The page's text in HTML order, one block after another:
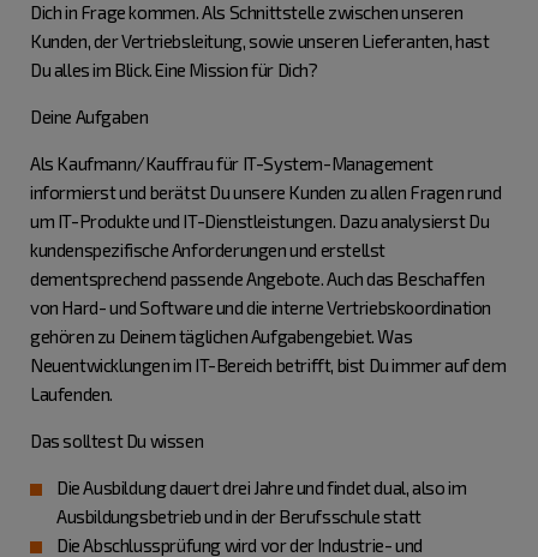
Dich in Frage kommen. Als Schnittstelle zwischen unseren
Kunden, der Vertriebsleitung, sowie unseren Lieferanten, hast
Du alles im Blick. Eine Mission für Dich?
Deine Aufgaben
Als Kaufmann/Kauffrau für IT-System-Management
informierst und berätst Du unsere Kunden zu allen Fragen rund
um IT-Produkte und IT-Dienstleistungen. Dazu analysierst Du
kundenspezifische Anforderungen und erstellst
dementsprechend passende Angebote. Auch das Beschaffen
von Hard- und Software und die interne Vertriebskoordination
gehören zu Deinem täglichen Aufgabengebiet. Was
Neuentwicklungen im IT-Bereich betrifft, bist Du immer auf dem
Laufenden.
Das solltest Du wissen
Die Ausbildung dauert drei Jahre und findet dual, also im
Ausbildungsbetrieb und in der Berufsschule statt
Die Abschlussprüfung wird vor der Industrie- und